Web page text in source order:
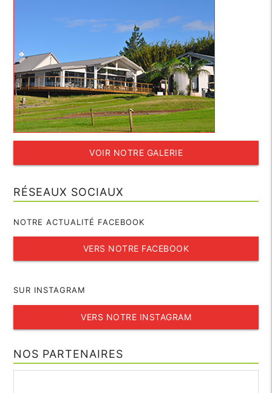
VOIR NOTRE GALERIE
RÉSEAUX SOCIAUX
NOTRE ACTUALITÉ FACEBOOK
VERS NOTRE FACEBOOK
SUR INSTAGRAM
VERS NOTRE INSTAGRAM
NOS PARTENAIRES